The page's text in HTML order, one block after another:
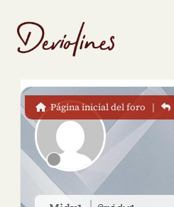
Página inicial del foro |